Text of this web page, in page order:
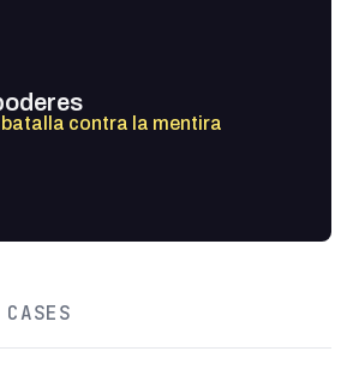
contra la mentira